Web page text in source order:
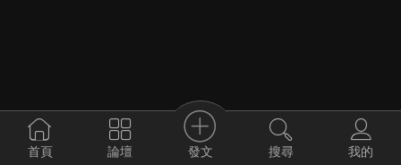
首頁 論壇 發文 搜尋 我的